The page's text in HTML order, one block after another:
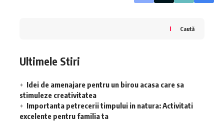
Caută
Ultimele Stiri
Idei de amenajare pentru un birou acasa care sa
stimuleze creativitatea
Importanta petrecerii timpului in natura: Activitati
excelente pentru familia ta